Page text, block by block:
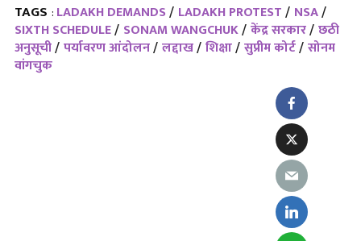
TAGS : LADAKH DEMANDS LADAKH PROTEST
NSA
SIXTH SCHEDULE SONAM WANGCHUK केंद्र सरकार छठी
अनुसूची पर्यावरण आंदोलन लद्दाख शिक्षा सुप्रीम कोर्ट सोनम
वांगचुक